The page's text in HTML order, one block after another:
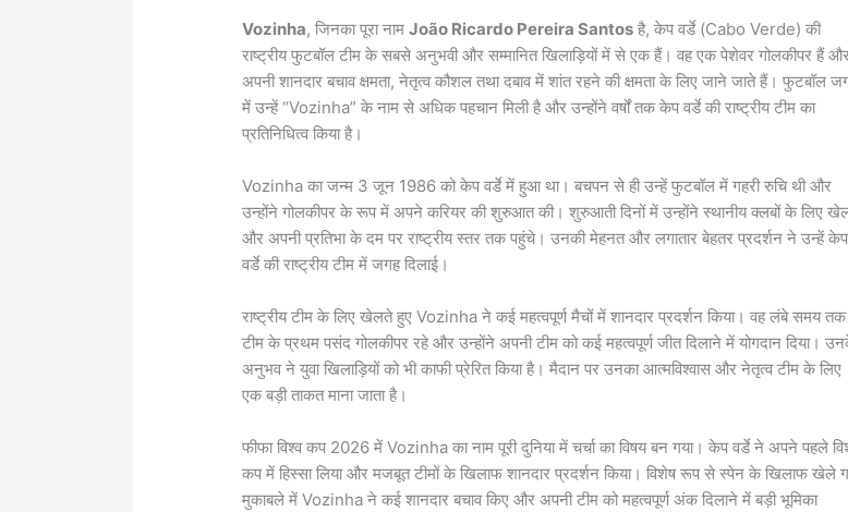
Vozinha, जिनका पूरा नामJoão Ricardo Pereira Santos है, केप वर्डे (Cabo Verde) की
राष्ट्रीय फुटबॉल टीम के सबसे अनुभवी और सम्मानित खिलाड़ियों में से एक हैं। वह एक पेशेवर गोलकीपर हैं
अपनी शानदार बचाव क्षमता, नेतृत्व कौशल तथा दबाव में शांत रहने की क्षमता के लिए जाने जाते हैं। फुटबॉल
में उन्हें “Vozinha” के नाम से अधिक पहचान मिली है और उन्होंने वर्षों तक केप वर्डे की राष्ट्रीय टीम का
प्रतिनिधित्व किया है।
Vozinha का जन्म 3 जून 1986 को केप वर्डे में हुआ था। बचपन से ही उन्हें फुटबॉल में गहरी रुचि थी और
उन्होंने गोलकीपर के रूप में अपने करियर की शुरुआत की। शुरुआती दिनों में उन्होंने स्थानीय क्लबों के लिए
और अपनी प्रतिभा के दम पर राष्ट्रीय स्तर तक पहुंचे। उनकी मेहनत और लगातार बेहतर प्रदर्शन ने उन्हें केप
वर्डे की राष्ट्रीय टीम में जगह दिलाई।
राष्ट्रीय टीम के लिए खेलते हुए Vozinha ने कई महत्वपूर्ण मैचों में शानदार प्रदर्शन किया। वह लंबे समय तक
टीम के प्रथम पसंद गोलकीपर रहे और उन्होंने अपनी टीम को कई महत्वपूर्ण जीत दिलाने में योगदान दिया।
अनुभव ने युवा खिलाड़ियों को भी काफी प्रेरित किया है। मैदान पर उनका आत्मविश्वास और नेतृत्व टीम के लिए
एक बड़ी ताकत माना जाता है।
फीफा विश्व कप 2026 में Vozinha का नाम पूरी दुनिया में चर्चा का विषय बन गया। केप वर्डे ने अपने पहले
कप में हिस्सा लिया और मजबूत टीमों के खिलाफ शानदार प्रदर्शन किया। विशेष रूप से स्पेन के खिलाफ खेले
मुकाबले में Vozinha ने कई शानदार बचाव किए और अपनी टीम को महत्वपूर्ण अंक दिलाने में बड़ी भूमिका